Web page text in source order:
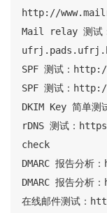
http://
Mail relay 测试
SPF 测试：
SPF 测试：
DKIM Key 简单
rDNS 测试：
check
DMARC 报告分
DMARC 报告分
在线邮件测试：